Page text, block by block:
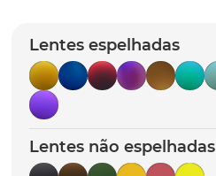
Lentes espelhadas
Lentes não espelhadas
5º chaves
6º t-shock
7º latch
8º gasket